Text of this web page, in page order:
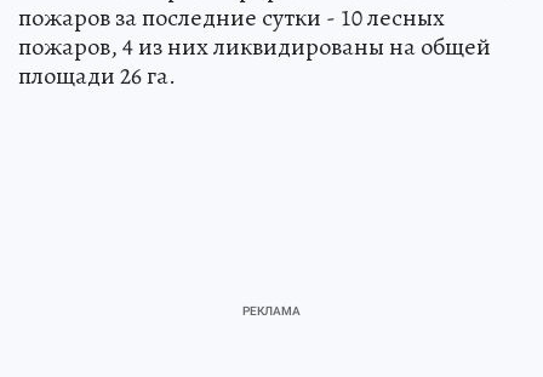
пожаров за последние сутки - 10 лесных
пожаров, 4 из них ликвидированы на общей
площади 26 га.